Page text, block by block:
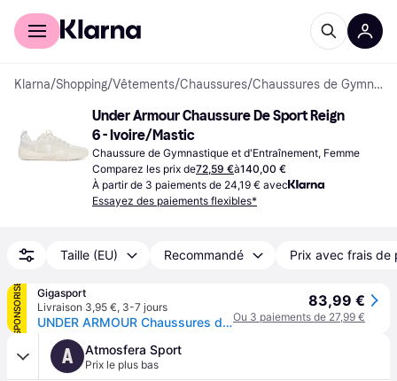
Acheter avec Klarna
Klarna/Shopping/Vêtements/Chaussures/ Chaussures de Gymnastique et d'Entraînement
Under Armour Chaussure De Sport Reign
6 - Ivoire/Mastic
Chaussure de Gymnastique et d'Entraînement, Femme
Comparez les prix de72,59 €à140,00 €
À partir de 3 paiements de 24,19 € avec
Essayez des paiements flexibles*
Taille (EU) Recommandé Prix avec frais de
SPONSORISÉ
Gigasport
Livraison 3,95 €, 3-7 jours
UNDER ARMOUR Chaussures de fitness pour femmes UA Reign 6 beige | 40 1/2
83,99 €
Ou 3 paiements de 27,99 €
A Atmosfera Sport
Prix le plus bas